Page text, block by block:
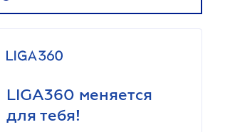
LIGA360 меняется
для тебя!